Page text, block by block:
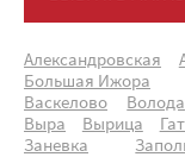
Александровская
Большая Ижора
Васкелово
Выра
Вырица
Заневка